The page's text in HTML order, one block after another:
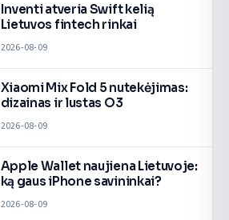
Inventi atveria Swift kelią
Lietuvos fintech rinkai
2026-08-09
Xiaomi Mix Fold 5 nutekėjimas:
dizainas ir lustas O3
2026-08-09
Apple Wallet naujiena Lietuvoje:
ką gaus iPhone savininkai?
2026-08-09